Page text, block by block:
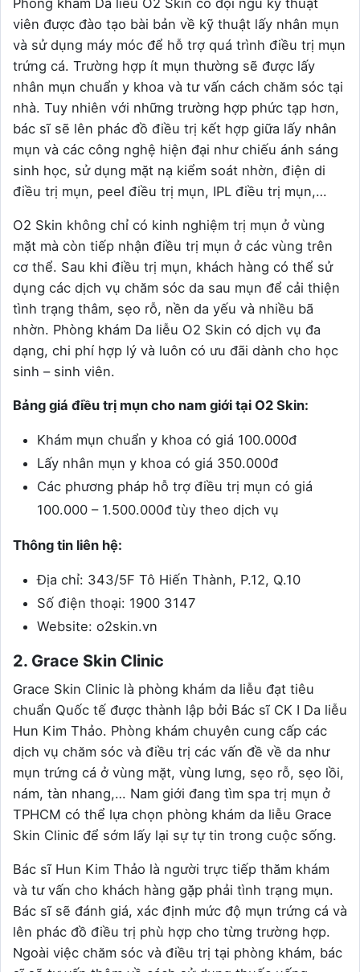
Phòng khám Da liễu O2 Skin có đội ngũ kỹ thuật
viên được đào tạo bài bản về kỹ thuật lấy nhân mụn
và sử dụng máy móc để hỗ trợ quá trình điều trị mụn
trứng cá. Trường hợp ít mụn thường sẽ được lấy
nhân mụn chuẩn y khoa và tư vấn cách chăm sóc tại
nhà. Tuy nhiên với những trường hợp phức tạp hơn,
bác sĩ sẽ lên phác đồ điều trị kết hợp giữa lấy nhân
mụn và các công nghệ hiện đại như chiếu ánh sáng
sinh học, sử dụng mặt nạ kiểm soát nhờn, điện di
điều trị mụn, peel điều trị mụn, IPL điều trị mụn,…
O2 Skin không chỉ có kinh nghiệm trị mụn ở vùng
mặt mà còn tiếp nhận điều trị mụn ở các vùng trên
cơ thể. Sau khi điều trị mụn, khách hàng có thể sử
dụng các dịch vụ chăm sóc da sau mụn để cải thiện
tình trạng thâm, sẹo rỗ, nền da yếu và nhiều bã
nhờn. Phòng khám Da liễu O2 Skin có dịch vụ đa
dạng, chi phí hợp lý và luôn có ưu đãi dành cho học
sinh – sinh viên.
Bảng giá điều trị mụn cho nam giới tại O2 Skin:
Khám mụn chuẩn y khoa có giá 100.000đ
Lấy nhân mụn y khoa có giá 350.000đ
Các phương pháp hỗ trợ điều trị mụn có giá
100.000 – 1.500.000đ tùy theo dịch vụ
Thông tin liên hệ:
Địa chỉ: 343/5F Tô Hiến Thành, P.12, Q.10
Số điện thoại: 1900 3147
Website: o2skin.vn
2. Grace Skin Clinic
Grace Skin Clinic là phòng khám da liễu đạt tiêu
chuẩn Quốc tế được thành lập bởi Bác sĩ CK I Da liễu
Hun Kim Thảo. Phòng khám chuyên cung cấp các
dịch vụ chăm sóc và điều trị các vấn đề về da như
mụn trứng cá ở vùng mặt, vùng lưng, sẹo rỗ, sẹo lồi,
nám, tàn nhang,… Nam giới đang tìm spa trị mụn ở
TPHCM có thể lựa chọn phòng khám da liễu Grace
Skin Clinic để sớm lấy lại sự tự tin trong cuộc sống.
Bác sĩ Hun Kim Thảo là người trực tiếp thăm khám
và tư vấn cho khách hàng gặp phải tình trạng mụn.
Bác sĩ sẽ đánh giá, xác định mức độ mụn trứng cá và
lên phác đồ điều trị phù hợp cho từng trường hợp.
Ngoài việc chăm sóc và điều trị tại phòng khám, bác